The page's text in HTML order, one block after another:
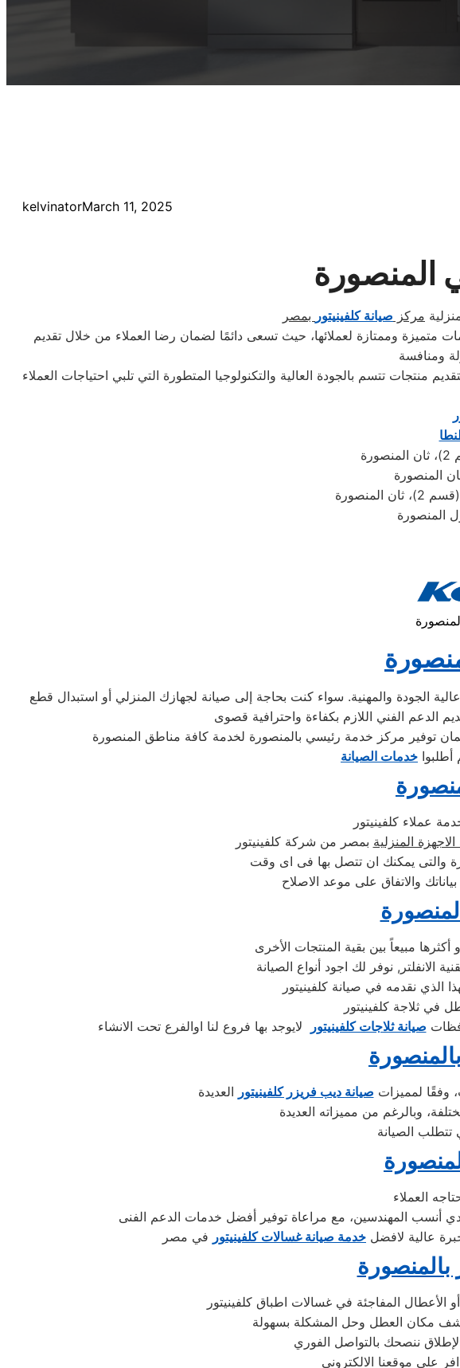
kelvinatorMarch 11, 2025
المنصورة
مركز صيانة كلفينيتور بمصر
متميزة وممتازة لعملائها، حيث تسعى دائمًا لضمان رضا العملاء من خلال تقديم
منتجات تتسم بالجودة العالية والتكنولوجيا المتطورة التي تلبي احتياجات العملاء
الجودة والمهنية. سواء كنت بحاجة إلى صيانة لجهازك المنزلي أو استبدال قطع
توفير مركز خدمة رئيسي بالمنصورة لخدمة كافة مناطق المنصورة
خدمات الصيانة
عملاء كلفينيتور
المنزلية بمصر من شركة كلفينيتور
والتى يمكنك ان تتصل بها فى اى وقت
والاتفاق على موعد الاصلاح
الانفلتر, نوفر لك اجود أنواع الصيانة
الذي نقدمه في صيانة كلفينيتور
صيانة ثلاجات كلفينيتور
وفقًا لمميزات صيانة ديب فريزر كلفينيتور
عالية لافضل خدمة صيانة غسالات كلفينيتور
بالمنصورة
المفاجئة في غسالات اطباق كلفينيتور
كشف مكان العطل وحل المشكلة بسهولة
ننصحك بالتواصل الفوري